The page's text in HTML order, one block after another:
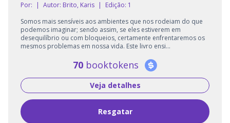
Por: | Autor: Brito, Karis |
Edição: 1
Somos mais sensíveis aos ambientes que nos rodeiam do que
podemos imaginar; sendo assim, se eles estiverem em
desequilíbrio ou com bloqueios, certamente enfrentaremos os
mesmos problemas em nossa vida. Este livro ensi...
70 booktokens
Veja detalhes
Resgatar